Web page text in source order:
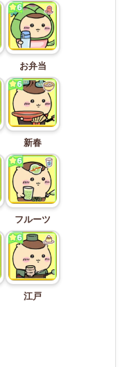
お弁当
新春
フルーツ
江戸